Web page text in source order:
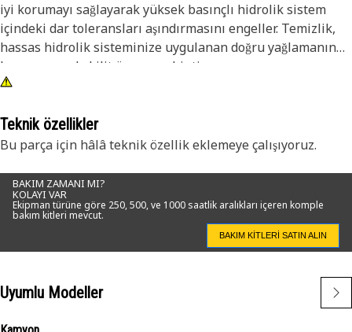
iyi korumayı sağlayarak yüksek basınçlı hidrolik sistem
içindeki dar toleransları aşındırmasını engeller. Temizlik,
hassas hidrolik sisteminize uygulanan doğru yağlamanın
korunmasında kilit öneme sahiptir.
Teknik özellikler
Bu parça için hâlâ teknik özellik eklemeye çalışıyoruz.
BAKIM ZAMANI MI?
KOLAYI VAR
Ekipman türüne göre 250, 500, ve 1000 saatlik aralıkları içeren komple
bakım kitleri mevcut.
BAKIM KITLERI SATIN ALIN
Uyumlu Modeller